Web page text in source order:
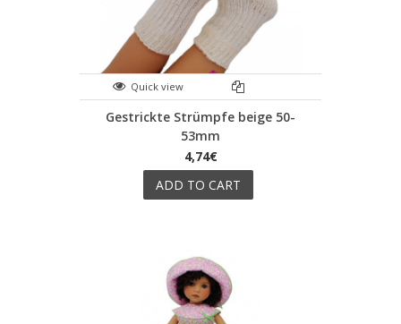
Quick view
Gestrickte Strümpfe beige 50-
53mm
4,74€
ADD TO CART